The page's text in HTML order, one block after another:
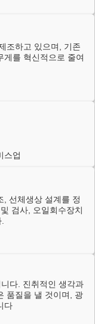
조하고 있으며, 기존
게를 혁신적으로 줄여
스업
, 선체생상 설계를 정
검사, 오일회수장치
다. 진취적인 생각과
품질을 낼 것이며, 광
다